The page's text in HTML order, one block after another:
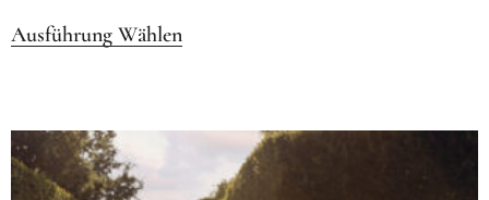
Ausführung Wählen